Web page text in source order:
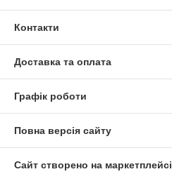
Контакти
Доставка та оплата
Графік роботи
Повна версія сайту
Сайт створено на маркетплейсі